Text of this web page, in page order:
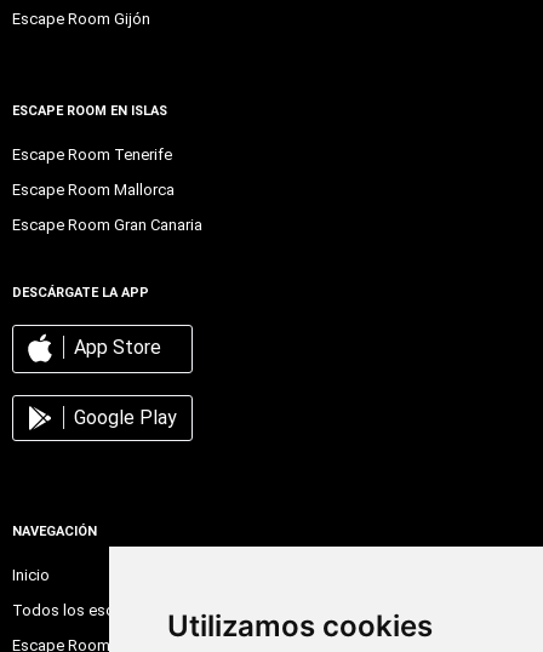
Utilizamos cookies
Escape Room Gijón
ESCAPE ROOM EN ISLAS
Escape Room Tenerife
Escape Room Mallorca
Escape Room Gran Canaria
DESCÁRGATE LA APP
App Store
Google Play
NAVEGACIÓN
Inicio
Todos los escape room
Escape Room Online